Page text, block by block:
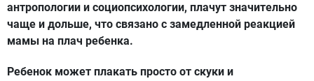
антропологии и социопсихологии, плачут значительно
чаще и дольше, что связано с замедленной реакцией
мамы на плач ребенка.
Ребенок может плакать просто от скуки и